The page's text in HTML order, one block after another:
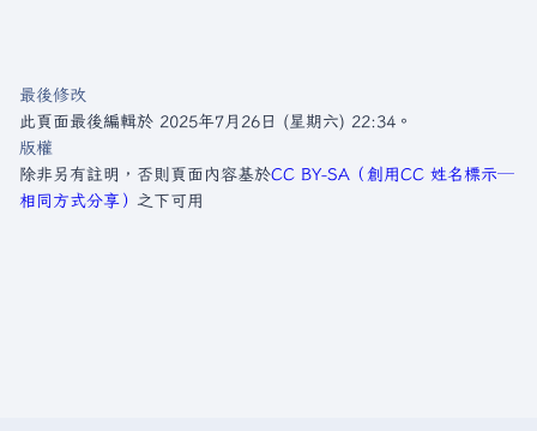
最後修改
此頁面最後編輯於 2025年7月26日 (星期六) 22:34。
版權
除非另有註明，否則頁面內容基於CC BY-SA（創用CC 姓名標示─
相同方式分享） 之下可用